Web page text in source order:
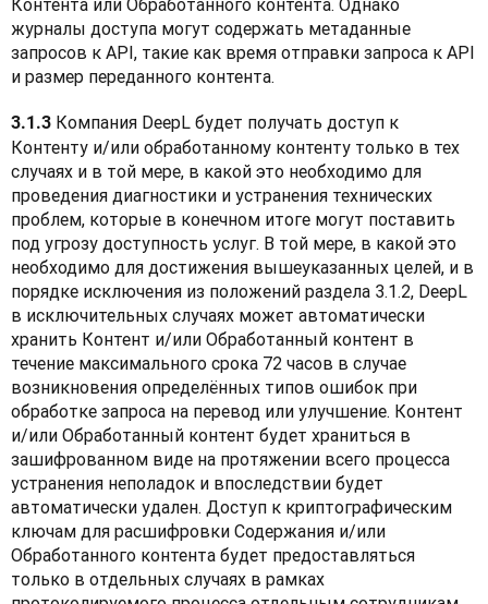
Контента или Обработанного контента. Однако
журналы доступа могут содержать метаданные
запросов к API, такие как время отправки запроса к API
и размер переданного контента.
3.1.3 Компания DeepL будет получать доступ к
Контенту и/или обработанному контенту только в тех
случаях и в той мере, в какой это необходимо для
проведения диагностики и устранения технических
проблем, которые в конечном итоге могут поставить
под угрозу доступность услуг. В той мере, в какой это
необходимо для достижения вышеуказанных целей, и в
порядке исключения из положений раздела 3.1.2, DeepL
в исключительных случаях может автоматически
хранить Контент и/или Обработанный контент в
течение максимального срока 72 часов в случае
возникновения определённых типов ошибок при
обработке запроса на перевод или улучшение. Контент
и/или Обработанный контент будет храниться в
зашифрованном виде на протяжении всего процесса
устранения неполадок и впоследствии будет
автоматически удален. Доступ к криптографическим
ключам для расшифровки Содержания и/или
Обработанного контента будет предоставляться
только в отдельных случаях в рамках